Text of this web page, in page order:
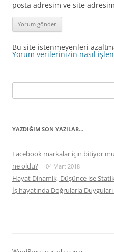
posta adresim ve site
Bu site istenmeyenleri
Yorum verilerinizin nasıl
YAZDIĞIM SON YAZILAR…
Facebook markalar için bitiyor
ne oldu?
04 Mart 2018
Hayat Dinamik, Düşünce ise
İş hayatında Doğrularla